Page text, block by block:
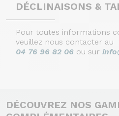
DÉCLINAISONS &
Pour toutes informations
veuillez nous contacter au
04 76 96 82 06 ou sur
DÉCOUVREZ NOS